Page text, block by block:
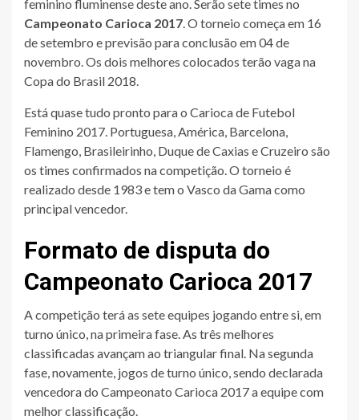
feminino fluminense deste ano. Serão sete times no
Campeonato Carioca 2017. O torneio começa em 16
de setembro e previsão para conclusão em 04 de
novembro. Os dois melhores colocados terão vaga na
Copa do Brasil 2018.
Está quase tudo pronto para o Carioca de Futebol
Feminino 2017. Portuguesa, América, Barcelona,
Flamengo, Brasileirinho, Duque de Caxias e Cruzeiro são
os times confirmados na competição. O torneio é
realizado desde 1983 e tem o Vasco da Gama como
principal vencedor.
Formato de disputa do
Campeonato Carioca 2017
A competição terá as sete equipes jogando entre si, em
turno único, na primeira fase. As três melhores
classificadas avançam ao triangular final. Na segunda
fase, novamente, jogos de turno único, sendo declarada
vencedora do Campeonato Carioca 2017 a equipe com
melhor classificação.